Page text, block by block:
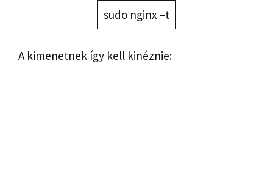
sudo nginx –t
A kimenetnek így kell kinéznie: